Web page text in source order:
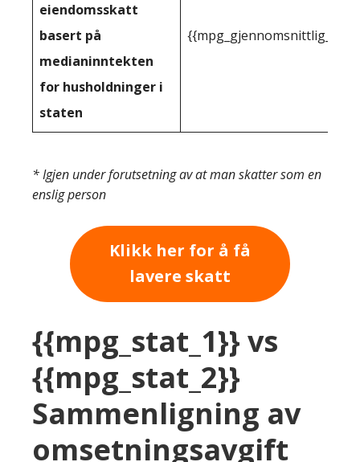
eiendomsskatt
basert på
medianinntekten
for husholdninger i
staten
* Igjen under forutsetning av at man skatter som en
enslig person
Klikk her for å få
lavere skatt
{{mpg_stat_1}} vs
{{mpg_stat_2}}
Sammenligning av
omsetningsavgift